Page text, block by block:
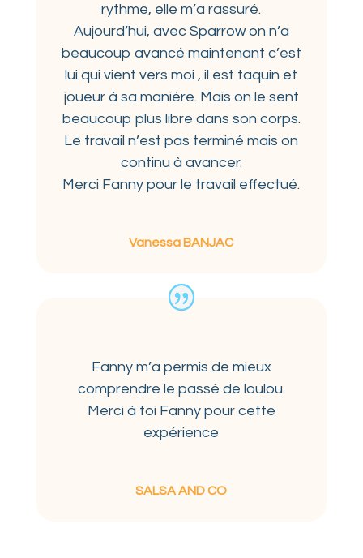
rythme, elle m’a rassuré.
Aujourd’hui, avec Sparrow on n’a
beaucoup avancé maintenant c’est
lui qui vient vers moi , il est taquin et
joueur à sa manière. Mais on le sent
beaucoup plus libre dans son corps.
Le travail n’est pas terminé mais on
continu à avancer.
Merci Fanny pour le travail effectué.
Vanessa BANJAC
Fanny m’a permis de mieux
comprendre le passé de loulou.
Merci à toi Fanny pour cette
expérience
SALSA AND CO